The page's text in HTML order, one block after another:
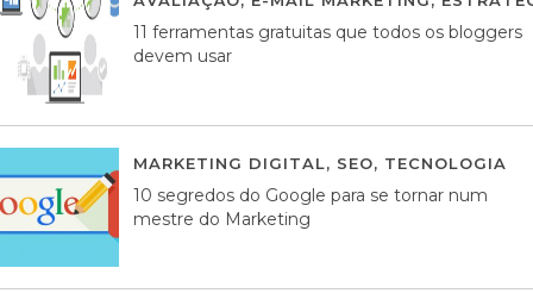
11 ferramentas gratuitas que todos os bloggers
devem usar
MARKETING DIGITAL, SEO, TECNOLOGIA
10 segredos do Google para se tornar num
mestre do Marketing